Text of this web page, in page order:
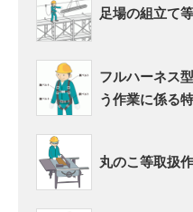
足場の組立て
フルハーネス
う作業に係る
丸のこ等取扱